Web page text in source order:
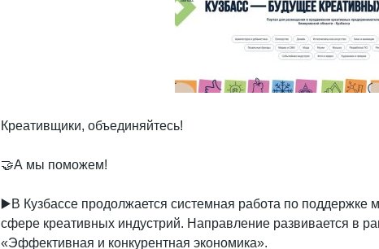
Креативщики, объединяйтесь!
🤝А мы поможем!
▶️В Кузбассе продолжается системная работа по поддержке
сфере креативных индустрий. Направление развивается в
«Эффективная и конкурентная экономика».